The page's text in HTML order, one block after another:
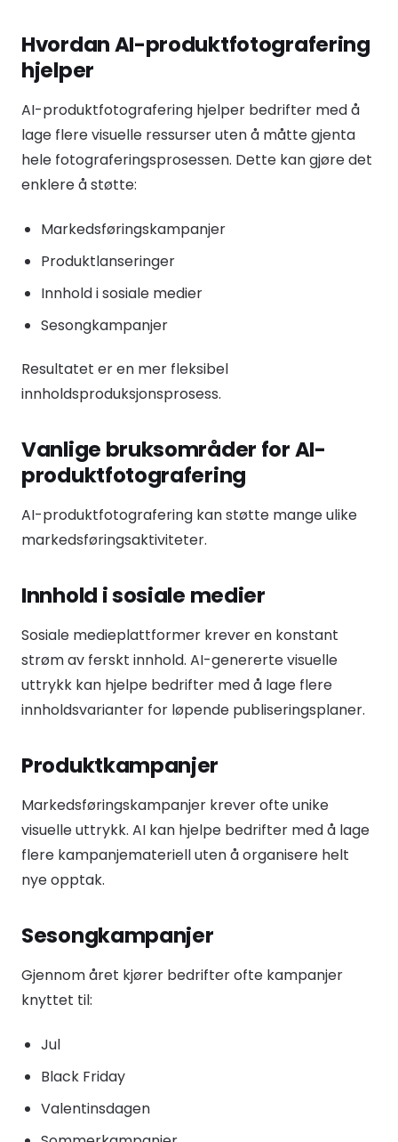
Hvordan AI-produktfotografering
hjelper
AI-produktfotografering hjelper bedrifter med å
lage flere visuelle ressurser uten å måtte gjenta
hele fotograferingsprosessen. Dette kan gjøre det
enklere å støtte:
Markedsføringskampanjer
Produktlanseringer
Innhold i sosiale medier
Sesongkampanjer
Resultatet er en mer fleksibel
innholdsproduksjonsprosess.
Vanlige bruksområder for AI-
produktfotografering
AI-produktfotografering kan støtte mange ulike
markedsføringsaktiviteter.
Innhold i sosiale medier
Sosiale medieplattformer krever en konstant
strøm av ferskt innhold. AI-genererte visuelle
uttrykk kan hjelpe bedrifter med å lage flere
innholdsvarianter for løpende publiseringsplaner.
Produktkampanjer
Markedsføringskampanjer krever ofte unike
visuelle uttrykk. AI kan hjelpe bedrifter med å lage
flere kampanjemateriell uten å organisere helt
nye opptak.
Sesongkampanjer
Gjennom året kjører bedrifter ofte kampanjer
knyttet til:
Jul
Black Friday
Valentinsdagen